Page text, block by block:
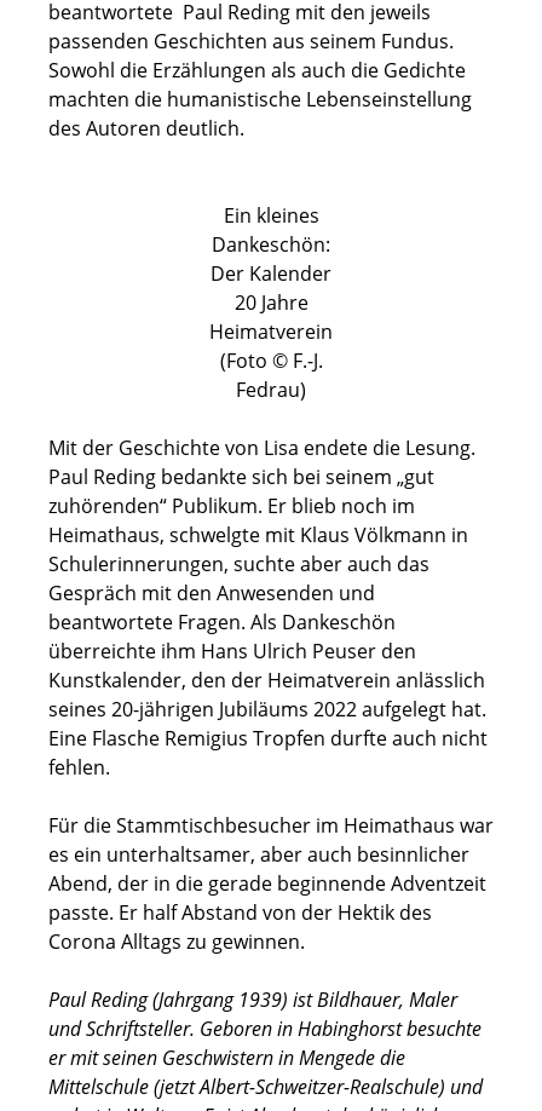
h
P
e
u
e
F
o
t
o
F
.
-
.
F
e
d
r
u
F
e
d
r
beantwortete Paul Reding mit den jeweils
passenden Geschichten aus seinem Fundus.
Sowohl die Erzählungen als auch die Gedichte
machten die humanistische Lebenseinstellung
des Autoren deutlich.
Ein kleines
Dankeschön:
Der Kalender
20 Jahre
Heimatverein
(Foto © F.-J.
Fedrau)
Mit der Geschichte von Lisa endete die Lesung.
Paul Reding bedankte sich bei seinem „gut
zuhörenden“ Publikum. Er blieb noch im
Heimathaus, schwelgte mit Klaus Völkmann in
Schulerinnerungen, suchte aber auch das
Gespräch mit den Anwesenden und
beantwortete Fragen. Als Dankeschön
überreichte ihm Hans Ulrich Peuser den
Kunstkalender, den der Heimatverein anlässlich
seines 20-jährigen Jubiläums 2022 aufgelegt hat.
Eine Flasche Remigius Tropfen durfte auch nicht
fehlen.
Für die Stammtischbesucher im Heimathaus war
es ein unterhaltsamer, aber auch besinnlicher
Abend, der in die gerade beginnende Adventzeit
passte. Er half Abstand von der Hektik des
Corona Alltags zu gewinnen.
Paul Reding (Jahrgang 1939) ist Bildhauer, Maler
und Schriftsteller. Geboren in Habinghorst besuchte
er mit seinen Geschwistern in Mengede die
Mittelschule (jetzt Albert-Schweitzer-Realschule) und